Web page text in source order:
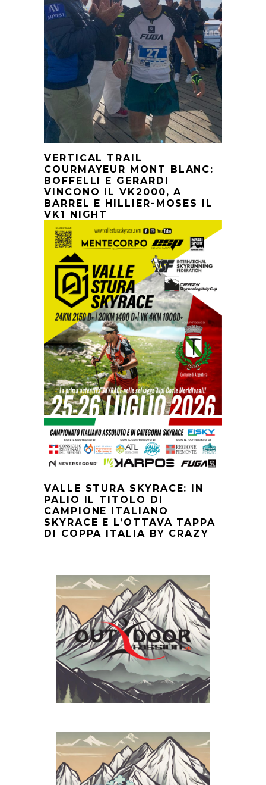
VERTICAL TRAIL
COURMAYEUR MONT BLANC:
BOFFELLI E GERARDI
VINCONO IL VK2000, A
BARREL E HILLIER-MOSES IL
VK1 NIGHT
VALLE STURA SKYRACE: IN
PALIO IL TITOLO DI
CAMPIONE ITALIANO
SKYRACE E L’OTTAVA TAPPA
DI COPPA ITALIA BY CRAZY